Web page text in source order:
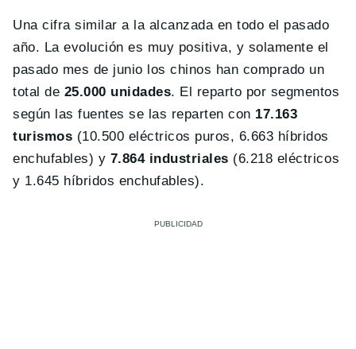
Una cifra similar a la alcanzada en todo el pasado
año. La evolución es muy positiva, y solamente el
pasado mes de junio los chinos han comprado un
total de 25.000 unidades. El reparto por segmentos
según las fuentes se las reparten con 17.163
turismos (10.500 eléctricos puros, 6.663 híbridos
enchufables) y 7.864 industriales (6.218 eléctricos
y 1.645 híbridos enchufables).